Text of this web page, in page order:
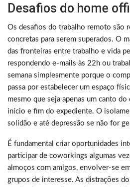
Desafios do home
Os desafios do trabalho remoto são
concretas para serem superados. O
das fronteiras entre trabalho e vida
respondendo e-mails às 22h ou
semana simplesmente porque o
passa por estabelecer um espaço
mesmo que seja apenas um canto
início e fim do expediente. O
solidão e até depressão se não for
É fundamental criar oportunidades
participar de coworkings algumas
almoços com amigos, envolver-se
grupos de interesse. As distrações